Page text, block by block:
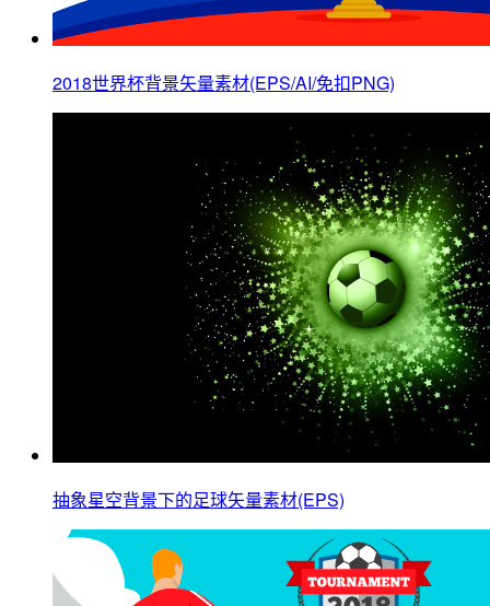
2018世界杯背景矢量素材(EPS/AI/免扣PNG)
抽象星空背景下的足球矢量素材(EPS)